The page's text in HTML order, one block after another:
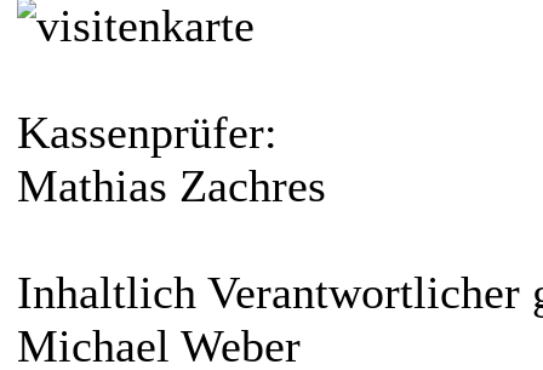
Kassenprüfer:
Mathias Zachres
Inhaltlich Verantwortlicher
Michael Weber